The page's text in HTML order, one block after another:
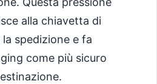
alla chiavetta di
spedizione e fa
come più sicuro